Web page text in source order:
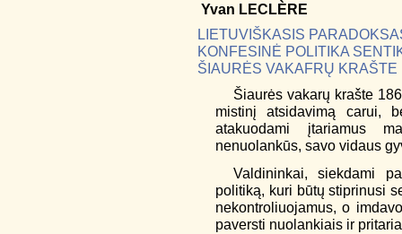
Yvan LECLÈRE
LIETUVIŠKASIS
KONFESINĖ POLITIKA
ŠIAURĖS VAKAFRŲ KRAŠTE
Šiaurės vakarų krašte
mistinį atsidavimą carui,
atakuodami įtariamus
nenuolankūs, savo vidaus
Valdininkai, siekdami
politiką, kuri būtų stiprinusi
nekontroliuojamus, o
paversti nuolankiais ir